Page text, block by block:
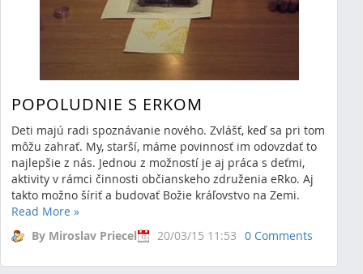
POPOLUDNIE S ERKOM
Deti majú radi spoznávanie nového. Zvlášť, keď sa pri tom
môžu zahrať. My, starší, máme povinnosť im odovzdať to
najlepšie z nás. Jednou z možností je aj práca s deťmi,
aktivity v rámci činnosti občianskeho združenia eRko. Aj
takto možno šíriť a budovať Božie kráľovstvo na Zemi.
Read More »
By Miroslav Priecel
20/03/15 11:53 0 Comments